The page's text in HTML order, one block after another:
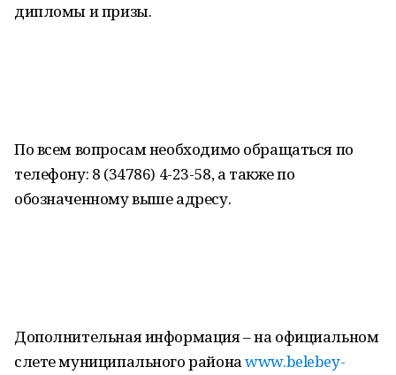
дипломы и призы.
По всем вопросам необходимо обращаться по
телефону: 8 (34786) 4-23-58, а также по
обозначенному выше адресу.
Дополнительная информация – на официальном
слете муниципального районаwww.belebey-